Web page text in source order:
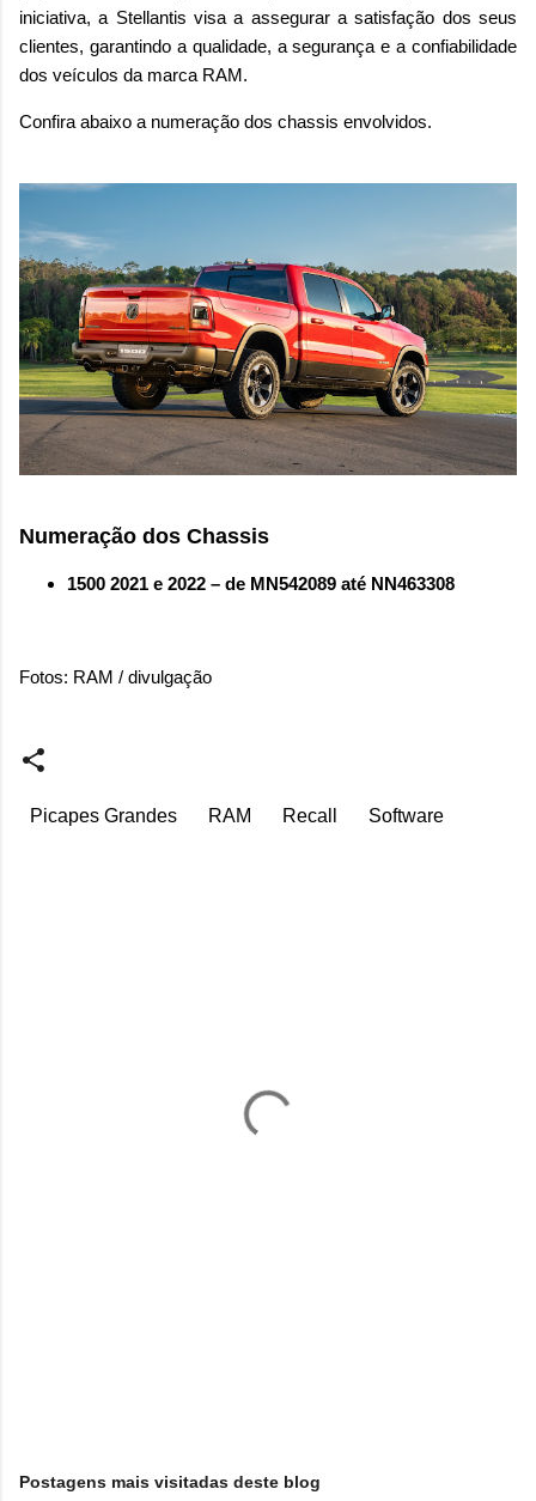
iniciativa, a Stellantis visa a assegurar a satisfação dos seus
clientes, garantindo a qualidade, a segurança e a confiabilidade
dos veículos da marca RAM.
Confira abaixo a numeração dos chassis envolvidos.
Numeração dos Chassis
1500 2021 e 2022 – de MN542089 até NN463308
Fotos: RAM / divulgação
Picapes Grandes RAM Recall Software
Postagens mais visitadas deste blog